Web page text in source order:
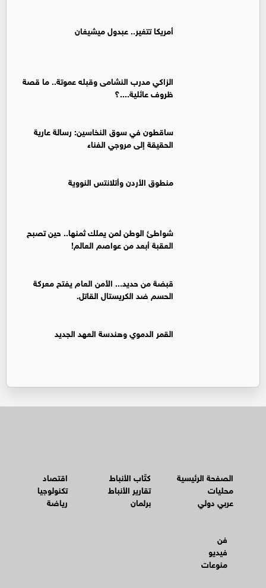
أمريكا تتغير.. عبدول ميشيغان
الزاكي مدرب النشامى وقبله عموتة.. ما قصة
ظروف عائلية....؟
ساقطون في سوق النخاسين: رسالة عارية
الحقيقة إلى مروجي الفناء
منطوق الأردن وأتلانتس النووية
شواطئ الوطن لمن يملك ثمنها.. حين تصبح
العقبة أبعد من عواصم العالم!
قبضة من حديد... الأمن العام يفتح معركة
الحسم ضد الكريستال القاتل.
القمر الدموي وهندسة العهد الجديد
الصفحة الرئيسية
محليات
عربي دولي
كتّاب الأنباط
تقارير الأنباط
برلمان
اقتصاد
تكنولوجيا
رياضة
فن
فيديو
منوعات